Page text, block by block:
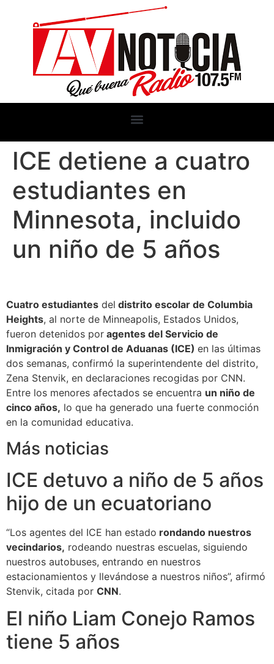
ICE detiene a cuatro
estudiantes en
Minnesota, incluido
un niño de 5 años
Cuatro estudiantes del distrito escolar de Columbia
Heights, al norte de Minneapolis, Estados Unidos,
fueron detenidos por agentes del Servicio de
Inmigración y Control de Aduanas (ICE) en las últimas
dos semanas, confirmó la superintendente del distrito,
Zena Stenvik, en declaraciones recogidas por CNN.
Entre los menores afectados se encuentra un niño de
cinco años, lo que ha generado una fuerte conmoción
en la comunidad educativa.
Más noticias
ICE detuvo a niño de 5 años
hijo de un ecuatoriano
“Los agentes del ICE han estado rondando nuestros
vecindarios, rodeando nuestras escuelas, siguiendo
nuestros autobuses, entrando en nuestros
estacionamientos y llevándose a nuestros niños”, afirmó
Stenvik, citada por CNN.
El niño Liam Conejo Ramos
tiene 5 años